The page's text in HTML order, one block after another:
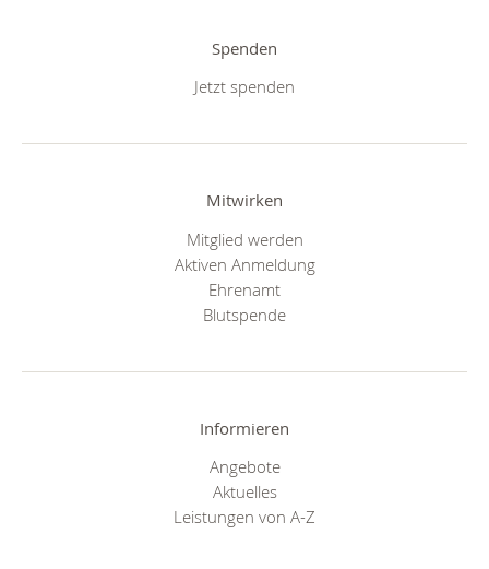
Spenden
Jetzt spenden
Mitwirken
Mitglied werden
Aktiven Anmeldung
Ehrenamt
Blutspende
Informieren
Angebote
Aktuelles
Leistungen von A-Z